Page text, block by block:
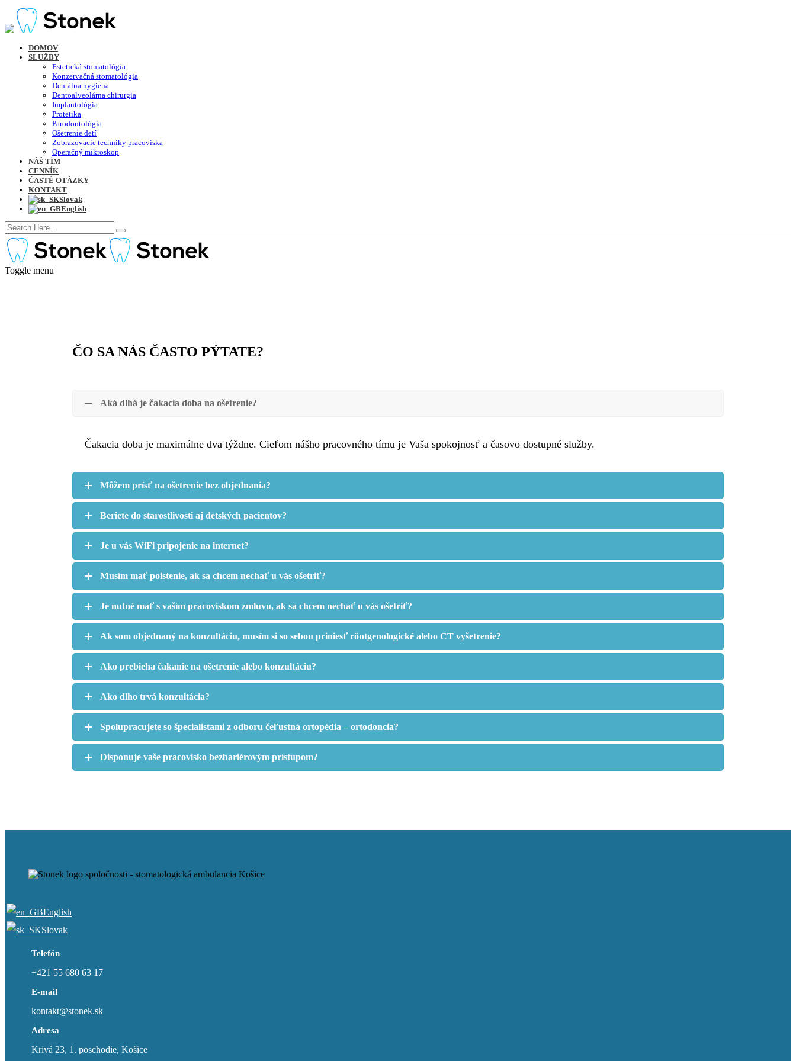
DOMOV
SLUŽBY
Estetická stomatológia
Konzervačná stomatológia
Dentálna hygiena
Dentoalveolárna chirurgia
Implantológia
Protetika
Parodontológia
Ošetrenie detí
Zobrazovacie techniky pracoviska
Operačný mikroskop
NÁŠ TÍM
CENNÍK
ČASTÉ OTÁZKY
KONTAKT
Slovak
English
Toggle menu
ČO SA NÁS ČASTO PÝTATE?
Aká dlhá je čakacia doba na ošetrenie?
Čakacia doba je maximálne dva týždne. Cieľom nášho pracovného tímu je Vaša spokojnosť a časovo dostupné služby.
Môžem prísť na ošetrenie bez objednania?
Beriete do starostlivosti aj detských pacientov?
Je u vás WiFi pripojenie na internet?
Musím mať poistenie, ak sa chcem nechať u vás ošetriť?
Je nutné mať s vaším pracoviskom zmluvu, ak sa chcem nechať u vás ošetriť?
Ak som objednaný na konzultáciu, musím si so sebou priniesť röntgenologické alebo CT vyšetrenie?
Ako prebieha čakanie na ošetrenie alebo konzultáciu?
Ako dlho trvá konzultácia?
Spolupracujete so špecialistami z odboru čeľustná ortopédia – ortodoncia?
Disponuje vaše pracovisko bezbariérovým prístupom?
English
Slovak
Telefón
+421 55 680 63 17
E-mail
kontakt@stonek.sk
Adresa
Krivá 23, 1. poschodie, Košice